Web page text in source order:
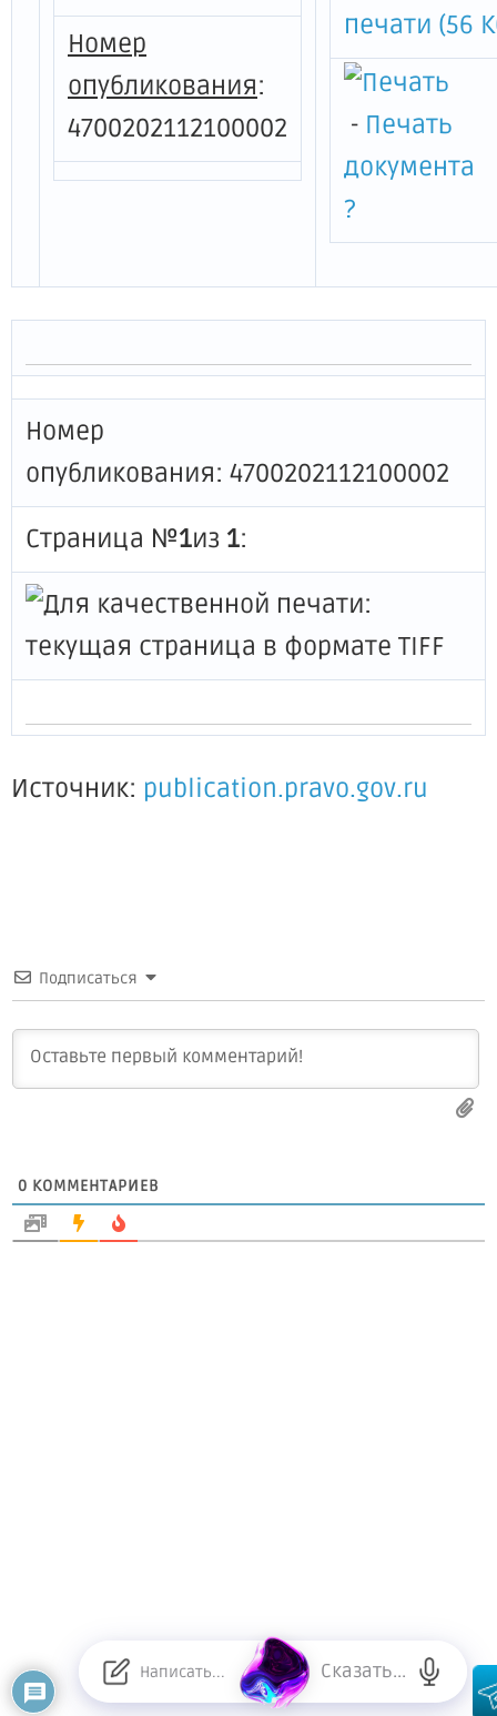
Номер
опубликования:
4700202112100002
печати (56
- Печать
документа
?
Номер
опубликования: 4700202112100002
Страница №1из 1:
Источник: publication.pravo.gov.ru
Подписаться
0 КОММЕНТАРИЕВ
Сказать...